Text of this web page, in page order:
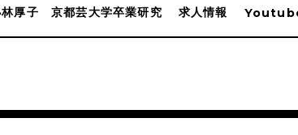
厚子 京都芸大学卒業研究 求人情報